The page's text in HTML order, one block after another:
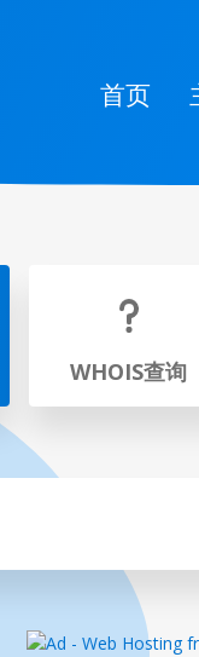
首页
WHOIS查询